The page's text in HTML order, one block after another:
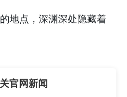
地点，深渊深处隐藏着
官网新闻